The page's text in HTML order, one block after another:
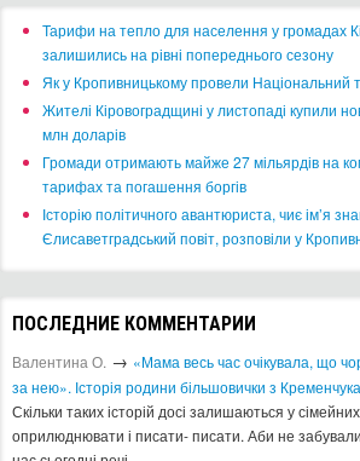
​Тарифи на тепло для населення у громадах
залишились на рівні попереднього сезону
​Як у Кропивницькому провели Національний
​Жителі Кіровоградщині у листопаді купили
млн доларів
​Громади отримають майже 27 мільярдів на
тарифах та погашення боргів
Історію політичного авантюриста, чиє ім’я
Єлисаветградський повіт, розповіли у
ПОСЛЕДНИЕ КОММЕНТАРИИ
Валентина О. → «Мама весь час очікувала, що
за нею». Історія родини більшовички з Кременчука
Скільки таких історій досі залишаються у
оприлюднювати і писати- писати. Аби не забували